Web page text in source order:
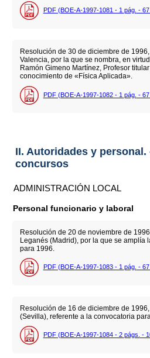
PDF (BOE-A-1997-1081 - 1 pág. - 67
Resolución de 30 de diciembre de
Valencia, por la que se nombra, en
Ramón Gimeno Martínez, Profesor
conocimiento de «Física Aplicada».
PDF (BOE-A-1997-1082 - 1 pág. - 67
II. Autoridades y
concursos
ADMINISTRACIÓN LOCAL
Personal funcionario y laboral
Resolución de 20 de noviembre de
Leganés (Madrid), por la que se amplía
para 1996.
PDF (BOE-A-1997-1083 - 1 pág. - 67
Resolución de 16 de diciembre de
(Sevilla), referente a la convocatoria
PDF (BOE-A-1997-1084 - 2 págs. -